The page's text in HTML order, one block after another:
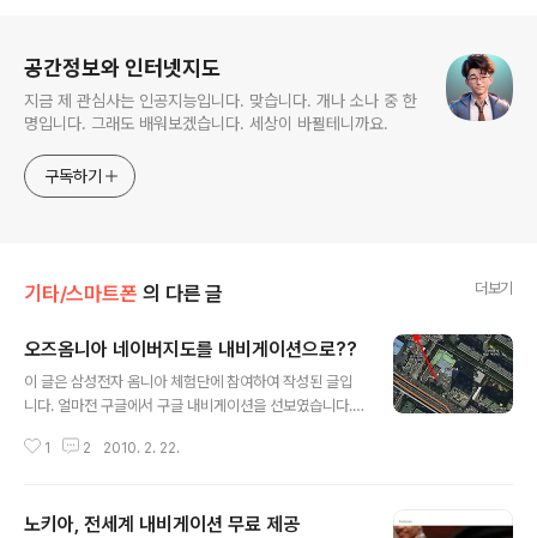
공간정보와 인터넷지도
지금 제 관심사는 인공지능입니다. 맞습니다. 개나 소나 중 한
명입니다. 그래도 배워보겠습니다. 세상이 바뀔테니까요.
구독하기
기타/스마트폰 의 다른 글 더보기
오즈옴니아 네이버지도를 내비게이션으로??
이 글은 삼성전자 옴니아 체험단에 참여하여 작성된 글입
니다. 얼마전 구글에서 구글 내비게이션을 선보였습니다.
받아서 길을 찾아주고, 경로를 안내해 주는 기능입니다. 모
도 탑재되었습니다. 이 때문에 미국 GPS 업체들의 주가가
1 2 2010. 2. 22.
노키아, 전세계 내비게이션 무료 제공